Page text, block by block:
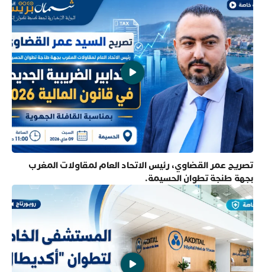
تصريح عمر القضاوي، رئيس الاتحاد العام لمقاولات المغرب
بجهة طنجة تطوان الحسيمة.